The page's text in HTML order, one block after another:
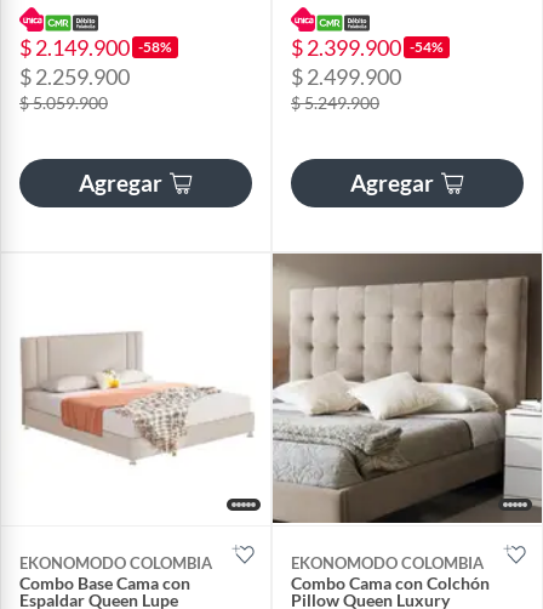
$ 2.149.900 -58%
$ 2.259.900
$ 5.059.900
Agregar
$ 2.399.900 -54%
$ 2.499.900
$ 5.249.900
Agregar
EKONOMODO COLOMBIA
Combo Base Cama con
Espaldar Queen Lupe
EKONOMODO COLOMBIA
Combo Cama con Colchón
Pillow Queen Luxury